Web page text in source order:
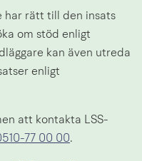
har rätt till den insats
om stöd enligt
kan även utreda
enligt
att kontakta LSS-
77 00 00.